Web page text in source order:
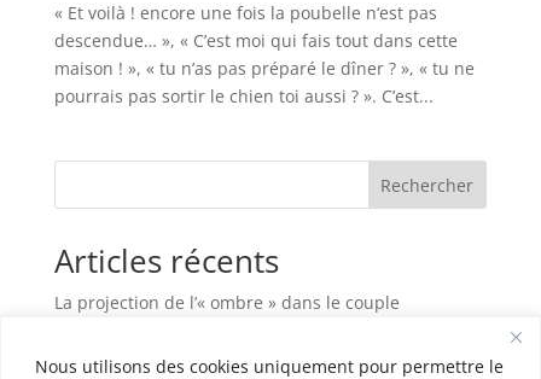
Nous utilisons des cookies uniquement pour permettre le
« Et voilà ! encore une fois la poubelle n‘est pas
descendue… », « C’est moi qui fais tout dans cette
maison ! », « tu n’as pas préparé le dîner ? », « tu ne
pourrais pas sortir le chien toi aussi ? ». C’est...
Rechercher
Articles récents
La projection de l’« ombre » dans le couple
murs